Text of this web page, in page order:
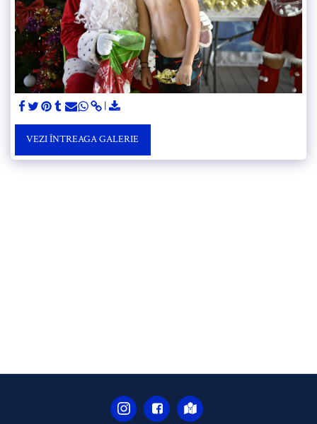
VEZI ÎNTREAGA GALERIE